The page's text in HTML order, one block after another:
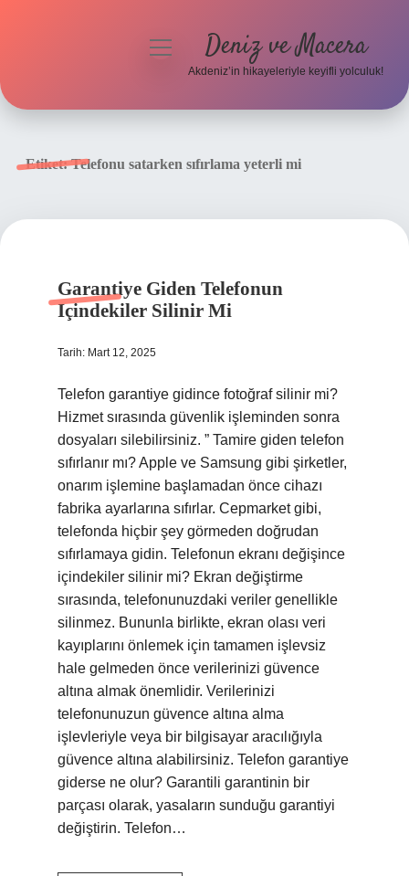
menüyü Deniz ve Macera
Akdeniz’in hikayeleriyle keyifli yolculuk!
Etiket:Telefonu satarken sıfırlama yeterli mi
Garantiye Giden Telefonun
Içindekiler Silinir Mi
Tarih: Mart 12, 2025
Telefon garantiye gidince fotoğraf silinir mi?
Hizmet sırasında güvenlik işleminden sonra
dosyaları silebilirsiniz. ” Tamire giden telefon
sıfırlanır mı? Apple ve Samsung gibi şirketler,
onarım işlemine başlamadan önce cihazı
fabrika ayarlarına sıfırlar. Cepmarket gibi,
telefonda hiçbir şey görmeden doğrudan
sıfırlamaya gidin. Telefonun ekranı değişince
içindekiler silinir mi? Ekran değiştirme
sırasında, telefonunuzdaki veriler genellikle
silinmez. Bununla birlikte, ekran olası veri
kayıplarını önlemek için tamamen işlevsiz
hale gelmeden önce verilerinizi güvence
altına almak önemlidir. Verilerinizi
telefonunuzun güvence altına alma
işlevleriyle veya bir bilgisayar aracılığıyla
güvence altına alabilirsiniz. Telefon garantiye
giderse ne olur? Garantili garantinin bir
parçası olarak, yasaların sunduğu garantiyi
değiştirin. Telefon…